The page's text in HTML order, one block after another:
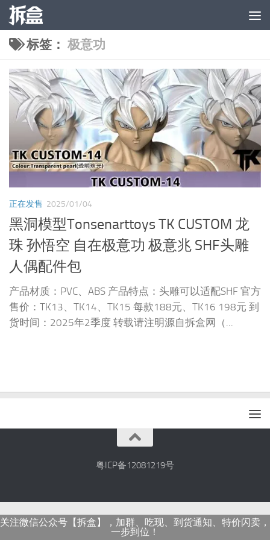
跳至内容
标签： 极意功
正在发售 2025/01/04
黑洞模型Tonsenarttoys TK CUSTOM 龙
珠 孙悟空 自在极意功 极意兆 SHF头雕
人偶配件包
产品材质：PVC、ABS 产品特点：头雕可以适配SHF 官方
售价：TK13、TK14、TK15 每款188元、TK16 198元 到
货时间：2025年2季度 转载请注明源自拆盒网（...
粤ICP备12081219号
关注微信公众号【拆盒】，加群、吃现、到货通知、特价闪卖，
一步到位！